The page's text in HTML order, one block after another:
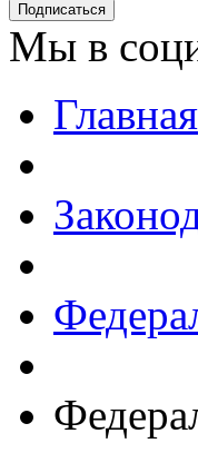
Подписаться
Мы в
Главная